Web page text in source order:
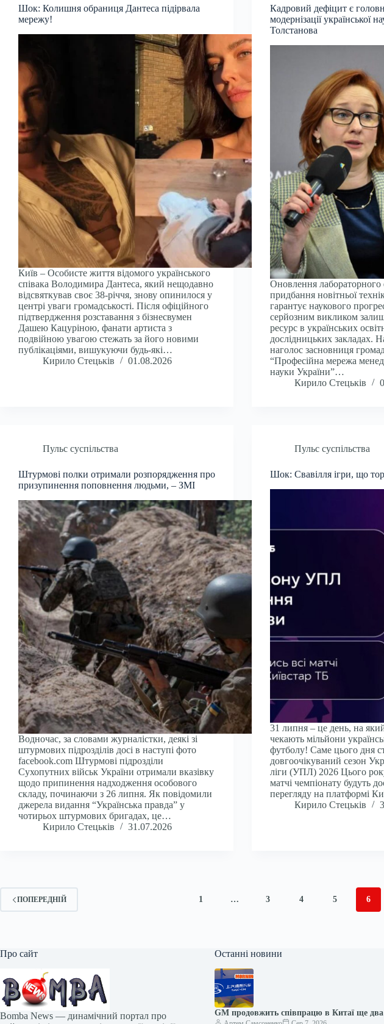
Шок: Колишня обраниця Дантеса підірвала
мережу!
Київ – Особисте життя відомого українського
співака Володимира Дантеса, який нещодавно
відсвяткував своє 38-річчя, знову опинилося у
центрі уваги громадськості. Після офіційного
підтвердження розставання з бізнесвумен
Дашею Кацуріною, фанати артиста з
подвійною увагою стежать за його новими
публікаціями, вишукуючи будь-які…
Кирило Стецьків
01.08.2026
Кадровий дефіцит є
модернізації української
Толстанова
Оновлення лабораторного
придбання новітньої
гарантує наукового
серйозним викликом
ресурс в українських
дослідницьких закладах.
наголос засновниця
“Професійна мережа
науки України”…
Кирило Стецьків
Пульс суспільства
Штурмові полки отримали розпорядження про
призупинення поповнення людьми, – ЗМІ
Водночас, за словами журналістки, деякі зі
штурмових підрозділів досі в наступі фото
facebook.com Штурмові підрозділи
Сухопутних військ України отримали вказівку
щодо припинення надходження особового
складу, починаючи з 26 липня. Як повідомили
джерела видання “Українська правда” у
чотирьох штурмових бригадах, це…
Кирило Стецьків
31.07.2026
Пульс суспільства
Шок: Свавілля ігри, що
31 липня – це день, на
чекають мільйони
футболу! Саме цього дня
довгоочікуваний сезон
ліги (УПЛ) 2026 Цього
матчі чемпіонату будуть
перегляду на платформі
Кирило Стецьків
ПОПЕРЕДНІЙ 1 … 3 4 5 6
Про сайт
Bomba News — динамічний портал про
Останні новини
GM продовжить співпрацю в Китаї ще два